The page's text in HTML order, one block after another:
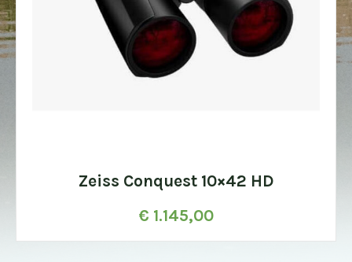
Zeiss Conquest 10×42 HD
€ 1.145,00